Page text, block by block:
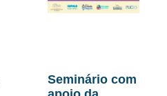
Seminário com